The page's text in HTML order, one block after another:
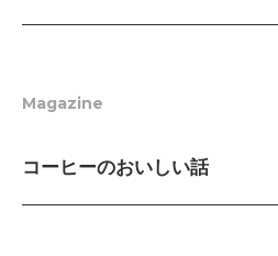
Magazine
コーヒーのおいしい話